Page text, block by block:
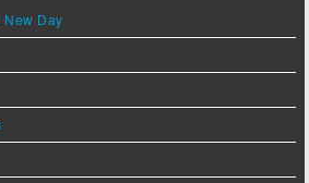
New Day